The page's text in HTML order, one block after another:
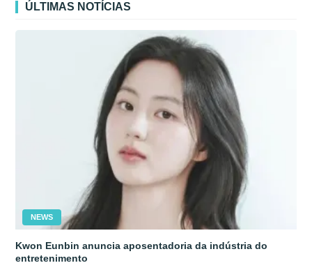
ÚLTIMAS NOTÍCIAS
NEWS
Kwon Eunbin anuncia aposentadoria da indústria do
entretenimento